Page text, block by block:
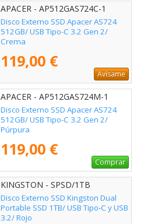
APACER - AP512GAS724C-1
Disco Externo SSD Apacer AS724
512GB/ USB Tipo-C 3.2 Gen 2/
Crema
119,00 €
Avísame
APACER - AP512GAS724M-1
Disco Externo SSD Apacer AS724
512GB/ USB Tipo-C 3.2 Gen 2/
Púrpura
119,00 €
Comprar
KINGSTON - SPSD/1TB
Disco Externo SSD Kingston Dual
Portable SSD 1TB/ USB Tipo-C y USB
3.2/ Rojo